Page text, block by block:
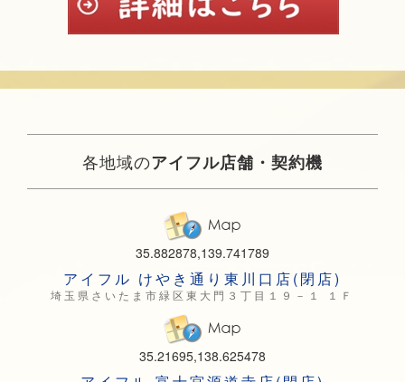
各地域のアイフル店舗・契約機
35.882878,139.741789
アイフル けやき通り東川口店(閉店)
埼玉県さいたま市緑区東大門３丁目１９－１ １Ｆ
35.21695,138.625478